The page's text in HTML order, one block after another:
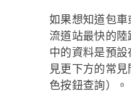
如果想知道包
流道站最快的
中的資料是預
見更下方的常
色按鈕查詢）。